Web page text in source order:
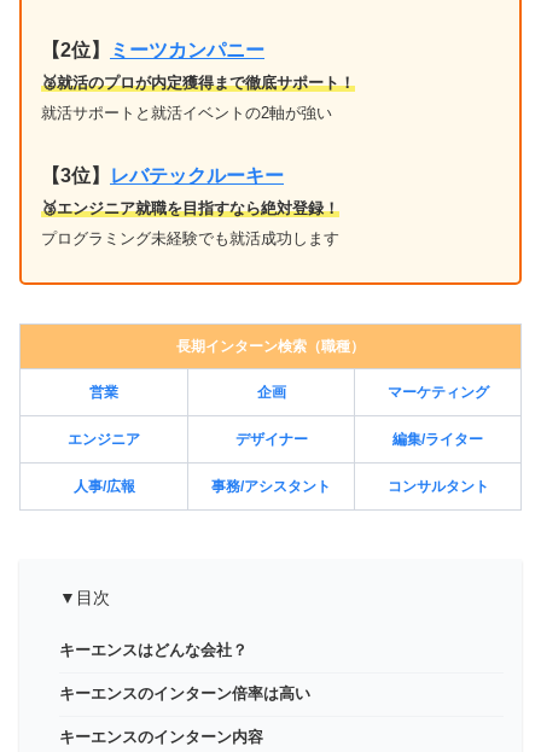
【2位】 ミーツカンパニー
🥈就活のプロが内定獲得まで徹底サポート！
就活サポートと就活イベントの2軸が強い
【3位】 レバテックルーキー
🥉エンジニア就職を目指すなら絶対登録！
プログラミング未経験でも就活成功します
長期インターン検索（職種）
営業 企画 マーケティング
エンジニア デザイナー 編集/ライター
人事/広報 事務/アシスタント コンサルタント
▼目次
キーエンスはどんな会社？
キーエンスのインターン倍率は高い
キーエンスのインターン内容